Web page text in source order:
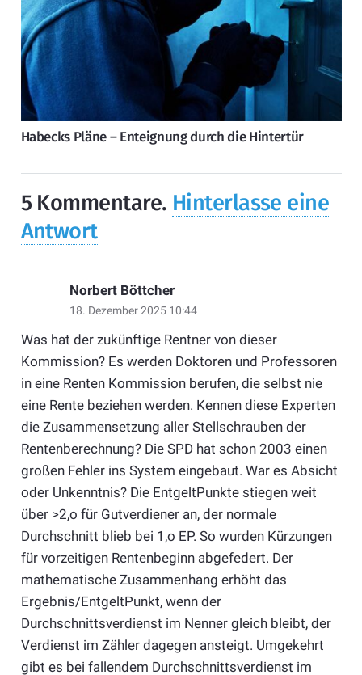
Habecks Pläne – Enteignung durch die Hintertür
5 Kommentare. Hinterlasse eine
Antwort
Norbert Böttcher
18. Dezember 2025 10:44
Was hat der zukünftige Rentner von dieser
Kommission? Es werden Doktoren und Professoren
in eine Renten Kommission berufen, die selbst nie
eine Rente beziehen werden. Kennen diese Experten
die Zusammensetzung aller Stellschrauben der
Rentenberechnung? Die SPD hat schon 2003 einen
großen Fehler ins System eingebaut. War es Absicht
oder Unkenntnis? Die EntgeltPunkte stiegen weit
über >2,o für Gutverdiener an, der normale
Durchschnitt blieb bei 1,o EP. So wurden Kürzungen
für vorzeitigen Rentenbeginn abgefedert. Der
mathematische Zusammenhang erhöht das
Ergebnis/EntgeltPunkt, wenn der
Durchschnittsverdienst im Nenner gleich bleibt, der
Verdienst im Zähler dagegen ansteigt. Umgekehrt
gibt es bei fallendem Durchschnittsverdienst im